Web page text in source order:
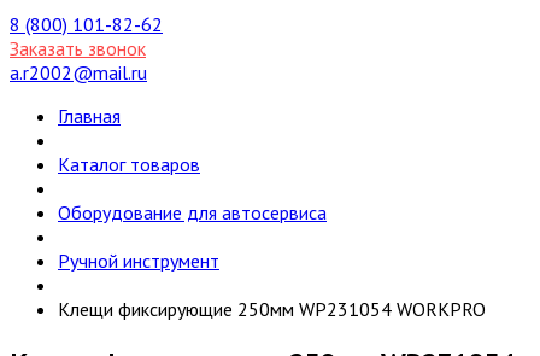
8 (800) 101-82-62
Заказать звонок
a.r2002@mail.ru
Главная
Каталог товаров
Оборудование для автосервиса
Ручной инструмент
Клещи фиксирующие 250мм WP231054 WORKPRO